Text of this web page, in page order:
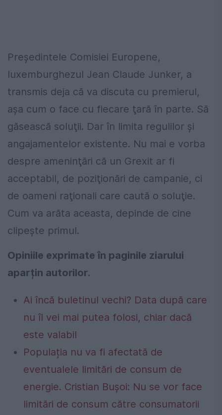
Președintele Comisiei Europene,
luxemburghezul Jean Claude Junker, a
transmis deja că va discuta cu premierul,
așa cum o face cu fiecare ţară în parte. Să
găsească soluţii. Dar în limita regulilor și
angajamentelor existente. Nu mai e vorba
despre ameninţări că un Grexit ar fi
acceptabil, de poziţionări de campanie, ci
de oameni raţionali care caută o soluţie.
Cum va arăta aceasta, depinde de cine
clipește primul.
Opiniile exprimate în paginile ziarului
aparțin autorilor.
Ai încă buletinul vechi? Data după care
nu îl vei mai putea folosi, chiar dacă
este valabil
Populația nu va fi afectată de
eventualele limitări de consum de
energie. Cristian Bușoi: Nu se vor face
limitări de consum către consumatorii